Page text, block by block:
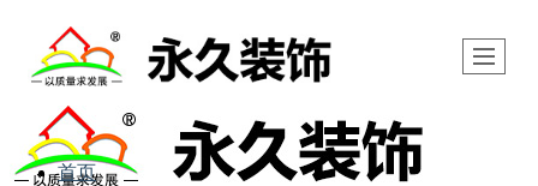
安阳永久装饰
首页